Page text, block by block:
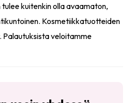
kuitenkin olla avaamaton,
Kosmetiikkatuotteiden
Palautuksista veloitamme